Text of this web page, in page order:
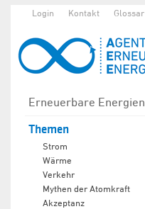
Login Kontakt Glossar
Erneuerbare Energien
Themen
Strom
Wärme
Verkehr
Mythen der Atomkraft
Akzeptanz